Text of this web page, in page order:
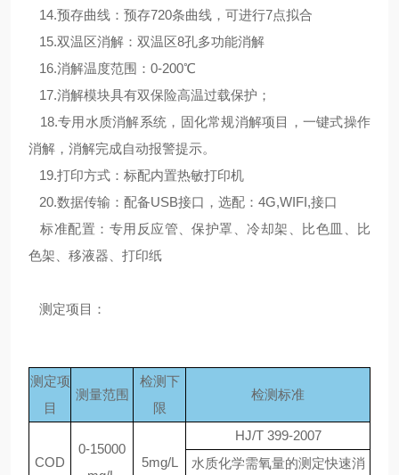
14.预存曲线：预存720条曲线，可进行7点拟合
15.双温区消解：双温区8孔多功能消解
16.消解温度范围：0-200℃
17.消解模块具有双保险高温过载保护；
18.专用水质消解系统，固化常规消解项目，一键式操作
消解，消解完成自动报警提示。
19.打印方式：标配内置热敏打印机
20.数据传输：配备USB接口，选配：4G,WIFI,接口
标准配置：专用反应管、保护罩、冷却架、比色皿、比
色架、移液器、打印纸
测定项目：
测定项
目
测量范围
检测下
限
检测标准
COD
0-15000
5mg/L
HJ/T 399-2007
水质化学需氧量的测定快速消